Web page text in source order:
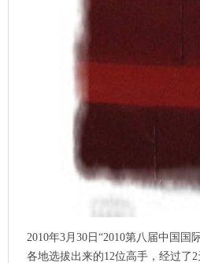
2010年3月30日“2010第八届中国
各地选拔出来的12位高手，经过了